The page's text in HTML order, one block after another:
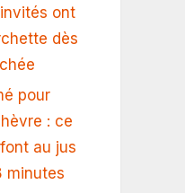
ont
dès
pour
: ce
au jus
minutes